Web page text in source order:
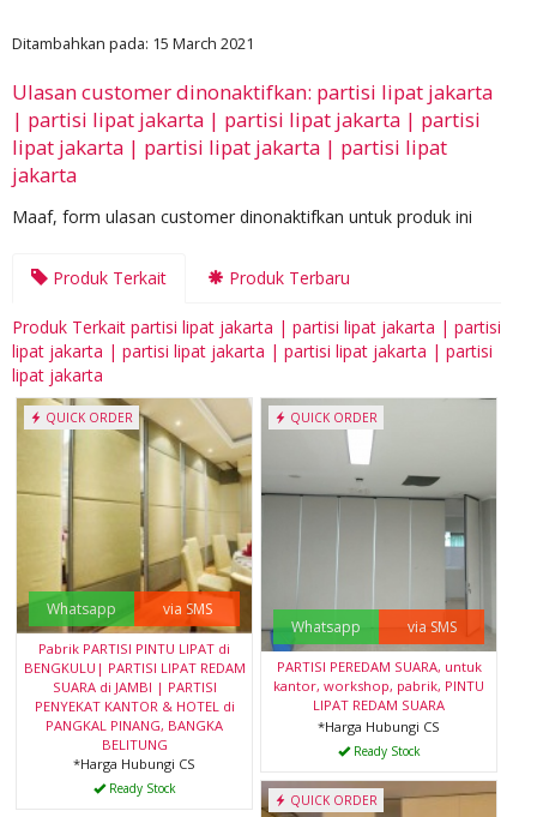
Ditambahkan pada: 15 March 2021
Ulasan customer dinonaktifkan: partisi lipat jakarta
| partisi lipat jakarta | partisi lipat jakarta | partisi
lipat jakarta | partisi lipat jakarta | partisi lipat
jakarta
Maaf, form ulasan customer dinonaktifkan untuk produk ini
Produk Terkait Produk Terbaru
Produk Terkait partisi lipat jakarta | partisi lipat jakarta | partisi
lipat jakarta | partisi lipat jakarta | partisi lipat jakarta | partisi
lipat jakarta
QUICK ORDER
Whatsapp via SMS
Pabrik PARTISI PINTU LIPAT di
BENGKULU| PARTISI LIPAT REDAM
SUARA di JAMBI | PARTISI
PENYEKAT KANTOR & HOTEL di
PANGKAL PINANG, BANGKA
BELITUNG
*Harga Hubungi CS
Ready Stock
QUICK ORDER
Whatsapp via SMS
PARTISI PEREDAM SUARA, untuk
kantor, workshop, pabrik, PINTU
LIPAT REDAM SUARA
*Harga Hubungi CS
Ready Stock
QUICK ORDER